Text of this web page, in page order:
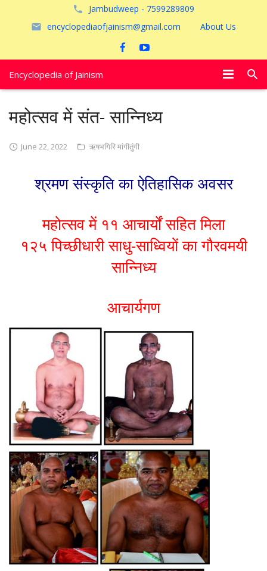
Jambudweep - 7599289809
encyclopediaofjainism@gmail.com
About Us
Encyclopedia of Jainism
अयोध्या
महोत्सव में संत- सान्निध्य
June 22, 2022 ऋषभगिरि मांगीतुंगी
श्रमण संस्कृति का ऐतिहासिक अवसर
महोत्सव में ११ आचार्यों सहित मिला
१२५ पिच्छीधारी साधु-साध्वियों का गौरवमयी
सान्निध्य
आचार्यगण